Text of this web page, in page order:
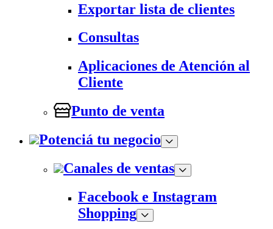
Exportar lista de clientes
Consultas
Aplicaciones de Atención al
Cliente
Punto de venta
Potenciá tu negocio
Canales de ventas
Facebook e Instagram
Shopping